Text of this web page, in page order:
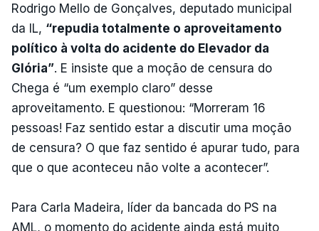
Rodrigo Mello de Gonçalves, deputado municipal
da IL, “repudia totalmente o aproveitamento
político à volta do acidente do Elevador da
Glória”. E insiste que a moção de censura do
Chega é “um exemplo claro” desse
aproveitamento. E questionou: “Morreram 16
pessoas! Faz sentido estar a discutir uma moção
de censura? O que faz sentido é apurar tudo, para
que o que aconteceu não volte a acontecer”.
Para Carla Madeira, líder da bancada do PS na
AML, o momento do acidente ainda está muito